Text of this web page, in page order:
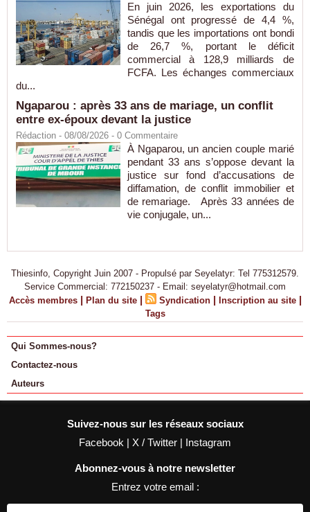
En juin 2026, les exportations du
Sénégal ont progressé de 4,4 %,
tandis que les importations ont bondi
de 26,7 %, portant le déficit
commercial à 128,9 milliards de
FCFA. Les échanges commerciaux
du...
Ngaparou : après 33 ans de mariage, un conflit
entre ex-époux devant la justice
Rédaction - 08/08/2026 - 0 Commentaire
À Ngaparou, un ancien couple marié
pendant 33 ans s’oppose devant la
justice sur fond d’accusations de
diffamation, de conflit immobilier et
de remariage. Après 33 années de
vie conjugale, un...
Thiesinfo, Copyright Juin 2007 - Propulsé par Seyelatyr: Tel 775312579.
Service Commercial: 772150237 - Email: seyelatyr@hotmail.com
Accès membres | Plan du site | Syndication | Inscription au site |
Tags
Qui Sommes-nous?
Contactez-nous
Auteurs
Suivez-nous sur les réseaux sociaux
Facebook | X / Twitter | Instagram
Abonnez-vous à notre newsletter
Entrez votre email :